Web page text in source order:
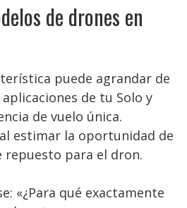
de drones en
puede agrandar de
de tu Solo y
de vuelo única.
estimar la oportunidad de
repuesto para el dron.
«¿Para qué exactamente